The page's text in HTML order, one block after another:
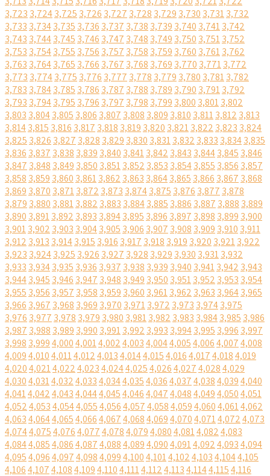
3,723 3,7243,725 3,726 3,727 3,728 3,729 3,730 3,7313,732
3,733 3,7343,735 3,736 3,737 3,738 3,739 3,740 3,7413,742
3,743 3,7443,745 3,746 3,747 3,748 3,749 3,750 3,7513,752
3,753 3,7543,755 3,756 3,757 3,758 3,759 3,760 3,7613,762
3,763 3,7643,765 3,766 3,767 3,768 3,769 3,770 3,7713,772
3,773 3,7743,775 3,776 3,777 3,778 3,779 3,780 3,7813,782
3,783 3,7843,785 3,786 3,787 3,788 3,789 3,790 3,7913,792
3,793 3,7943,795 3,796 3,797 3,798 3,799 3,800 3,8013,802
3,803 3,8043,805 3,806 3,807 3,808 3,809 3,810 3,8113,812 3,813
3,8143,815 3,816 3,817 3,818 3,819 3,820 3,8213,822 3,823 3,824
3,825 3,826 3,827 3,828 3,829 3,830 3,8313,832 3,833 3,8343,835
3,836 3,837 3,838 3,839 3,840 3,8413,842 3,843 3,8443,845 3,846
3,847 3,848 3,849 3,850 3,8513,852 3,853 3,8543,855 3,856 3,857
3,858 3,859 3,860 3,8613,862 3,863 3,8643,865 3,866 3,867 3,868
3,869 3,870 3,8713,872 3,873 3,8743,875 3,876 3,877 3,878
3,879 3,880 3,8813,882 3,883 3,8843,885 3,886 3,887 3,888 3,889
3,890 3,8913,892 3,893 3,8943,895 3,896 3,897 3,898 3,899 3,900
3,9013,902 3,903 3,9043,905 3,906 3,907 3,908 3,909 3,910 3,911
3,912 3,913 3,9143,915 3,916 3,917 3,918 3,919 3,920 3,9213,922
3,923 3,9243,925 3,926 3,927 3,928 3,929 3,930 3,9313,932
3,933 3,9343,935 3,936 3,937 3,938 3,939 3,940 3,9413,942 3,943
3,9443,945 3,946 3,947 3,948 3,949 3,950 3,9513,952 3,953 3,954
3,955 3,956 3,957 3,958 3,959 3,960 3,9613,962 3,963 3,9643,965
3,966 3,967 3,968 3,969 3,970 3,9713,972 3,973 3,9743,975
3,976 3,977 3,978 3,979 3,980 3,9813,982 3,983 3,9843,985 3,986
3,987 3,988 3,989 3,990 3,9913,992 3,993 3,9943,995 3,996 3,997
3,998 3,9994,0004,0014,0024,0034,0044,0054,0064,0074,008
4,0094,0104,0114,0124,0134,0144,0154,0164,0174,0184,019
4,0204,0214,0224,0234,0244,0254,0264,0274,0284,029
4,0304,0314,0324,0334,0344,0354,0364,0374,0384,0394,040
4,0414,0424,0434,0444,0454,0464,0474,0484,0494,0504,051
4,0524,0534,0544,0554,0564,0574,0584,0594,0604,0614,062
4,0634,0644,0654,0664,0674,0684,0694,0704,0714,0724,073
4,0744,0754,0764,0774,0784,0794,0804,0814,0824,083
4,0844,0854,0864,0874,0884,0894,0904,0914,0924,0934,094
4,0954,0964,0974,0984,0994,1004,1014,1024,1034,1044,105
4,1064,1074,1084,1094,1104,1114,1124,1134,1144,1154,116